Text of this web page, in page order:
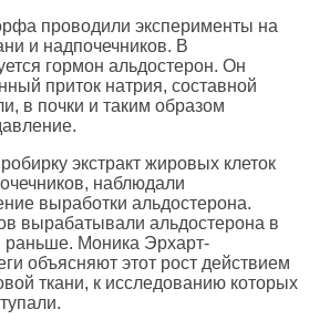
проводили эксперименты на
и надпочечников. В
гормон альдостерон. Он
приток натрия, составной
в почки и таким образом
экстракт жировых клеток
наблюдали
выработки альдостерона.
вырабатывали альдостерона в
раньше. Моника Эрхарт-
объясняют этот рост действием
ткани, к исследованию которых